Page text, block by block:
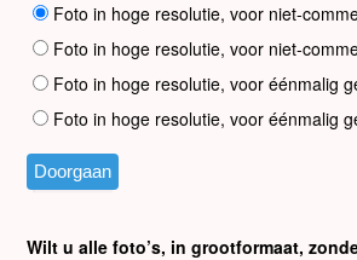
Foto in hoge resolutie, voor niet-
Foto in hoge resolutie, voor niet-
Foto in hoge resolutie, voor éénmalig
Foto in hoge resolutie, voor éénmalig
Wilt u alle foto’s, in grootformaat,